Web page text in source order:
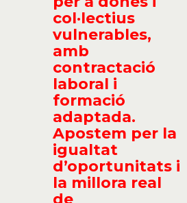
col·lectius
vulnerables,
amb
contractació
laboral i
formació
adaptada.
Apostem per la
igualtat
d’oportunitats i
la millora real
de